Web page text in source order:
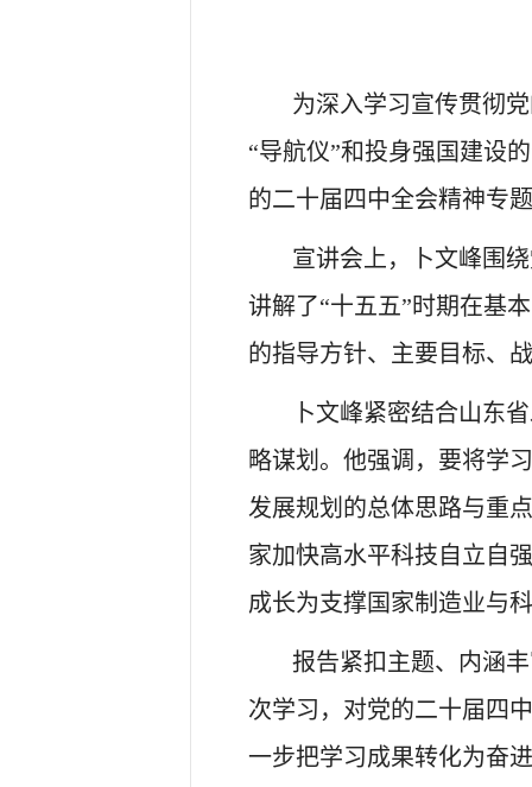
为深入学习宣传贯彻
“导航仪”和投身强国建设
的二十届四中全会精神专
宣讲会上，卜文峰围
讲解了“十五五”时期在基
的指导方针、主要目标、
卜文峰紧密结合山东
略谋划。他强调，要将学
发展规划的总体思路与重
家加快高水平科技自立自
成长为支撑国家制造业与
报告紧扣主题、内涵
次学习，对党的二十届四
一步把学习成果转化为奋